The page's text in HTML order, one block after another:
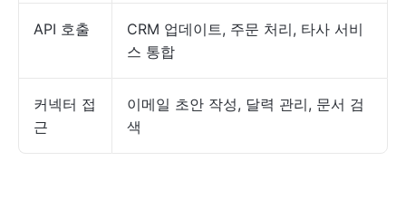
API 호출
CRM 업데이트, 주문 처리, 타사 서비
스 통합
커넥터 접
근
이메일 초안 작성, 달력 관리, 문서 검
색